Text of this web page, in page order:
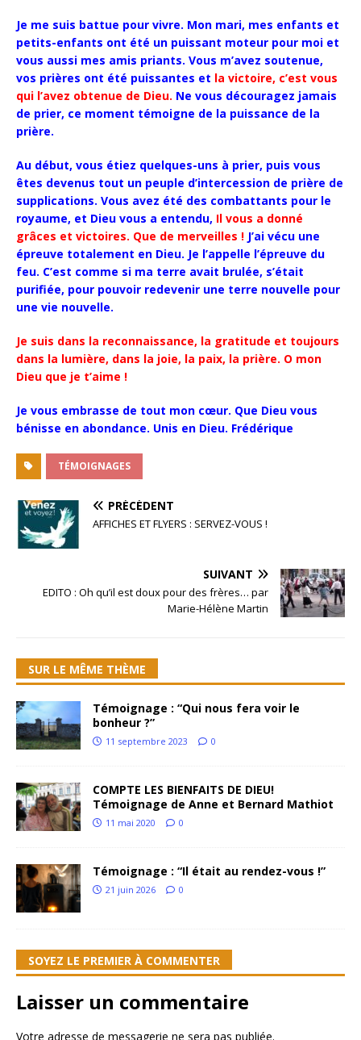
Je me suis battue pour vivre. Mon mari, mes enfants et
petits-enfants ont été un puissant moteur pour moi et
vous aussi mes amis priants. Vous m’avez soutenue,
vos prières ont été puissantes et la victoire, c’est vous
qui l’avez obtenue de Dieu. Ne vous découragez jamais
de prier, ce moment témoigne de la puissance de la
prière.
Au début, vous étiez quelques-uns à prier, puis vous
êtes devenus tout un peuple d’intercession de prière de
supplications. Vous avez été des combattants pour le
royaume, et Dieu vous a entendu, Il vous a donné
grâces et victoires. Que de merveilles ! J’ai vécu une
épreuve totalement en Dieu. Je l’appelle l’épreuve du
feu. C’est comme si ma terre avait brulée, s’était
purifiée, pour pouvoir redevenir une terre nouvelle pour
une vie nouvelle.
Je suis dans la reconnaissance, la gratitude et toujours
dans la lumière, dans la joie, la paix, la prière. O mon
Dieu que je t’aime !
Je vous embrasse de tout mon cœur. Que Dieu vous
bénisse en abondance. Unis en Dieu. Frédérique
TÉMOIGNAGES
PRÉCÉDENT
AFFICHES ET FLYERS : SERVEZ-VOUS !
SUIVANT
EDITO : Oh qu’il est doux pour des frères… par
Marie-Hélène Martin
SUR LE MÊME THÈME
Témoignage : “Qui nous fera voir le
bonheur ?”
11 septembre 2023 0
COMPTE LES BIENFAITS DE DIEU!
Témoignage de Anne et Bernard Mathiot
11 mai 2020 0
Témoignage : “Il était au rendez-vous !”
21 juin 2026 0
SOYEZ LE PREMIER À COMMENTER
Laisser un commentaire
Votre adresse de messagerie ne sera pas publiée.